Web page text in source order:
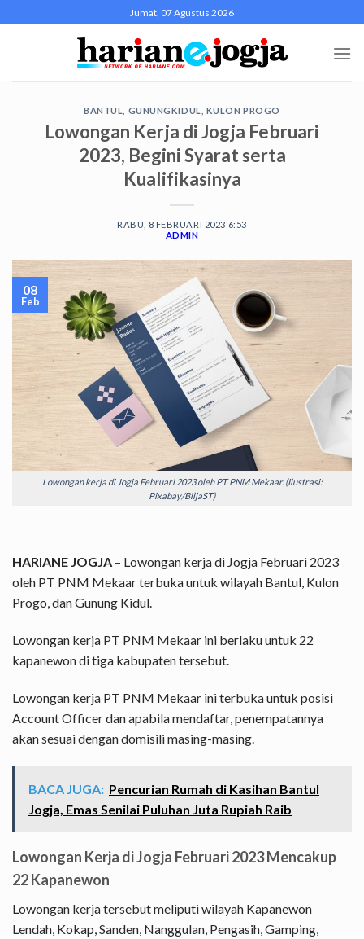
to
Jumat, 07 Agustus 2026
BANTUL GUNUNGKIDUL KULON PROGO
Lowongan Kerja di Jogja Februari
2023, Begini Syarat serta
Kualifikasinya
RABU, 8 FEBRUARI 2023 6:53
ADMIN
Lowongan kerja di Jogja Februari 2023 oleh PT PNM Mekaar. (Ilustrasi:
Pixabay/BiljaST)
08
Feb
HARIANE JOGJA – Lowongan kerja di Jogja Februari 2023
oleh PT PNM Mekaar terbuka untuk wilayah Bantul, Kulon
Progo, dan Gunung Kidul.
Lowongan kerja PT PNM Mekaar ini berlaku untuk 22
kapanewon di tiga kabupaten tersebut.
Lowongan kerja PT PNM Mekaar ini terbuka untuk posisi
Account Officer dan apabila mendaftar, penempatannya
akan sesuai dengan domisili masing-masing.
BACA JUGA: Pencurian Rumah di Kasihan Bantul
Jogja, Emas Senilai Puluhan Juta Rupiah Raib
Lowongan Kerja di Jogja Februari 2023 Mencakup
22 Kapanewon
Lowongan kerja tersebut meliputi wilayah Kapanewon
Lendah, Kokap, Sanden, Nanggulan, Pengasih, Gamping,